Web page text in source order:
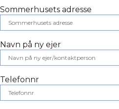
Sommerhusets adresse
Navn på ny ejer
Telefonnr